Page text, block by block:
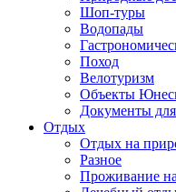
Шоп-туры
Водопады
Поход
Велотуризм
Объекты
Документы
Отдых
Отдых на
Разное
Проживание